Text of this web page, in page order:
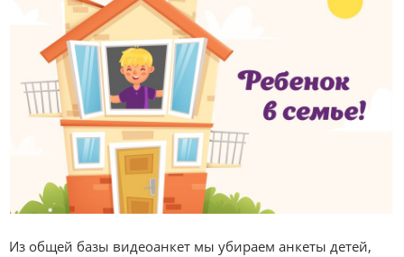
Из общей базы видеоанкет мы убираем анкеты детей,